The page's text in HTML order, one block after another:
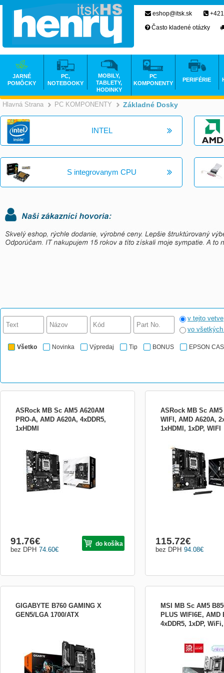
Hlavná Strana >
PC KOMPONENTY >
Základné Dosky
INTEL
S integrovanym CPU
v tejto vetve
vo
Všetko Novinka Výpredaj Tip BONUS EPSON
ASRock MB Sc AM5 A620AM
PRO-A, AMD A620A, 4xDDR5,
1xHDMI
navržena pro procesory AMD Ryzen série
7000, 8000 a 9000 , kterým umožní
rozvinout jejich potenciál na maximum.
Nabízí ideální rovnováhu mezi výk...
74.60€
bez DPH
91.76€ do košíka
ASRock MB Sc AM5
WIFI, AMD A620A,
1xHDMI, 1xDP, WIFI
vysoko hodnotné
výkon, univerzálnosť a
profesionálne aj
ASRock X-Series
poskytuje vysoko
94.08€
bez DPH
115.72€
GIGABYTE B760 GAMING X
GEN5/LGA 1700/ATX
pamäťového modulu:DDR5; Podpora
RAID:0, 1, 5, 10; PCI express 16x:3
GIGABYTE B760 GAMING X GEN5
Výkon PCIe Gen5 : Perfektná
synchronizácia na víťazstvo Podpora
MSI MB Sc AM5
PLUS WIFI6E, AMD
4xDDR5, 1xDP,
tak, aby ponúkal
všestranné nástroje a
riešenie pre hráčov, ktorí
komplexný zážitok. S
2,5G LAN, PCIe 5.0 M.2
eshop@itsk.sk
Často kladené otázky
JARNÉ
POMÔCKY
PC,
NOTEBOOKY
MOBILY,
TABLETY,
HODINKY
PC
KOMPONENTY
PERIFÉRIE